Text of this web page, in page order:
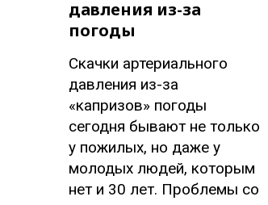
давления из-за
погоды
Скачки артериального
давления из-за
«капризов» погоды
сегодня бывают не только
у пожилых, но даже у
молодых людей, которым
нет и 30 лет. Проблемы со